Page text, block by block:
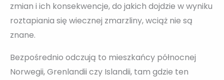
zmian i ich konsekwencje, do jakich dojdzie w wyniku
roztapiania się wiecznej zmarzliny, wciąż nie są
znane.
Bezpośrednio odczują to mieszkańcy północnej
Norwegii, Grenlandii czy Islandii, tam gdzie ten